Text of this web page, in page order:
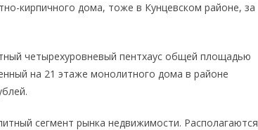
кирпичного дома, тоже в Кунцевском районе, за
четырехуровневый пентхаус общей площадью
на 21 этаже монолитного дома в районе
сегмент рынка недвижимости. Располагаются